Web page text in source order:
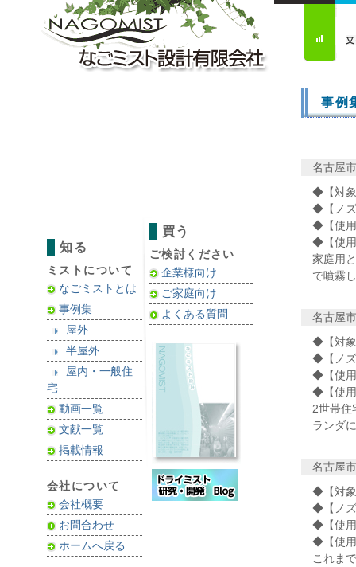
事例
名古屋
◆【対
◆【ノ
◆【使
◆【使
家庭用
で噴霧
名古屋
◆【対
◆【ノ
◆【使
◆【使
2世帯住
ランダ
名古屋
◆【対
◆【ノ
◆【使
◆【使
これま
知る
ミストについて
なごミストとは
事例集
屋外
半屋外
屋内・一般住
宅
動画一覧
文献一覧
掲載情報
会社について
会社概要
お問合わせ
ホームへ戻る
買う
ご検討ください
企業様向け
ご家庭向け
よくある質問